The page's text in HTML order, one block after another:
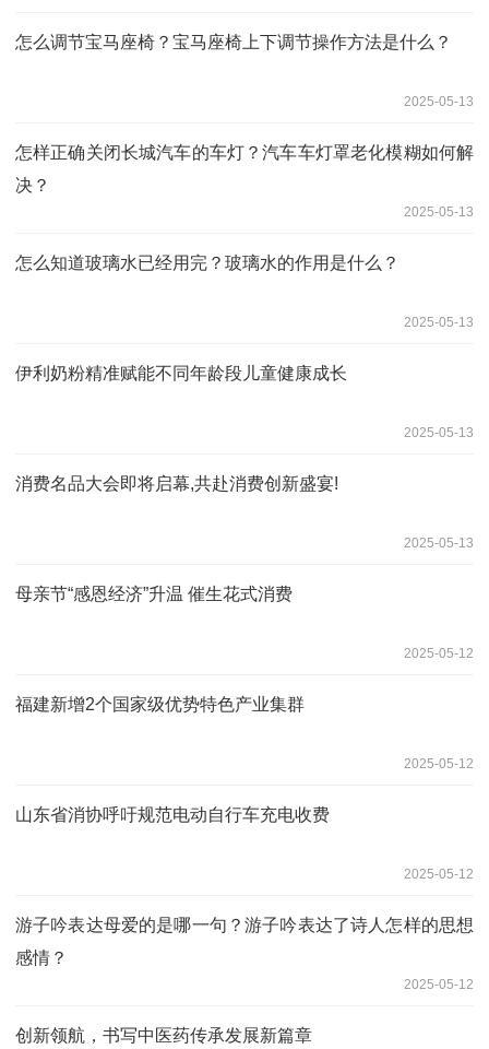
怎么调节宝马座椅？宝马座椅上下调节操作方法是什么？
2025-05-13
怎样正确关闭长城汽车的车灯？汽车车灯罩老化模糊如何解
决？
2025-05-13
怎么知道玻璃水已经用完？玻璃水的作用是什么？
2025-05-13
伊利奶粉精准赋能不同年龄段儿童健康成长
2025-05-13
消费名品大会即将启幕,共赴消费创新盛宴!
2025-05-13
母亲节“感恩经济”升温 催生花式消费
2025-05-12
福建新增2个国家级优势特色产业集群
2025-05-12
山东省消协呼吁规范电动自行车充电收费
2025-05-12
游子吟表达母爱的是哪一句？游子吟表达了诗人怎样的思想
感情？
2025-05-12
创新领航，书写中医药传承发展新篇章